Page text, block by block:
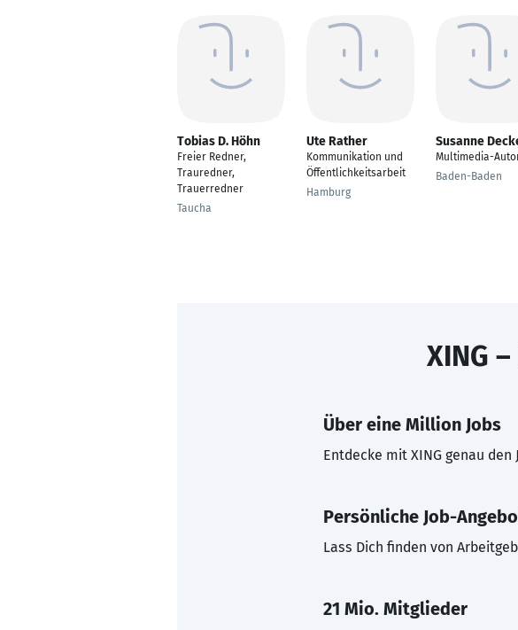
Tobias D. Höhn
Freier Redner,
Trauredner,
Trauerredner
Taucha
Ute Rather
Kommunikation und
Öffentlichkeitsarbeit
Hamburg
Susanne
Multimedia-
Baden-Baden
XING
Über eine Million Jobs
Entdecke mit XING genau
Persönliche Job-
Lass Dich finden von
21 Mio. Mitglieder